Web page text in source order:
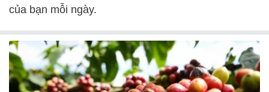
của bạn mỗi ngày.